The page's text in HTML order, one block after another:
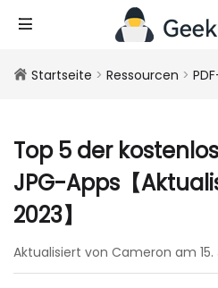
Startseite > Ressourcen >
Top 5 der
JPG-Apps【
2023】
Aktualisiert von Cameron am 15.